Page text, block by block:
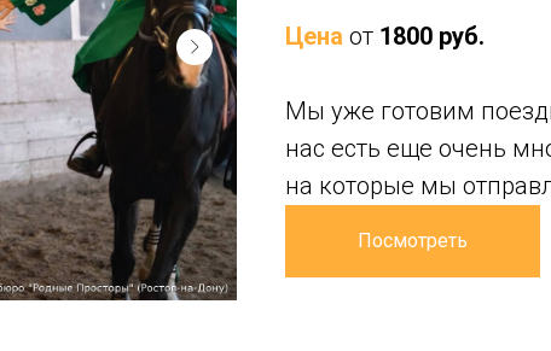
Цена от 1800 руб.
Мы уже готовим
нас есть еще очень
на которые мы
Посмотреть